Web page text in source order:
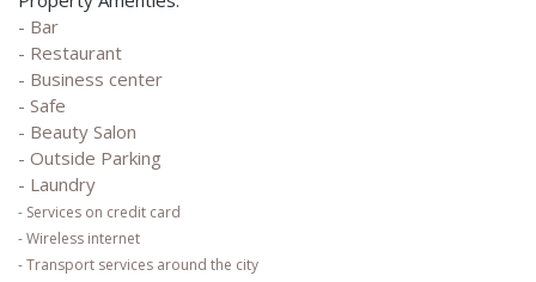
- Bar
- Restaurant
- Business center
- Safe
- Beauty Salon
- Outside Parking
- Laundry
- Services on credit card
- Wireless internet
- Transport services around the city